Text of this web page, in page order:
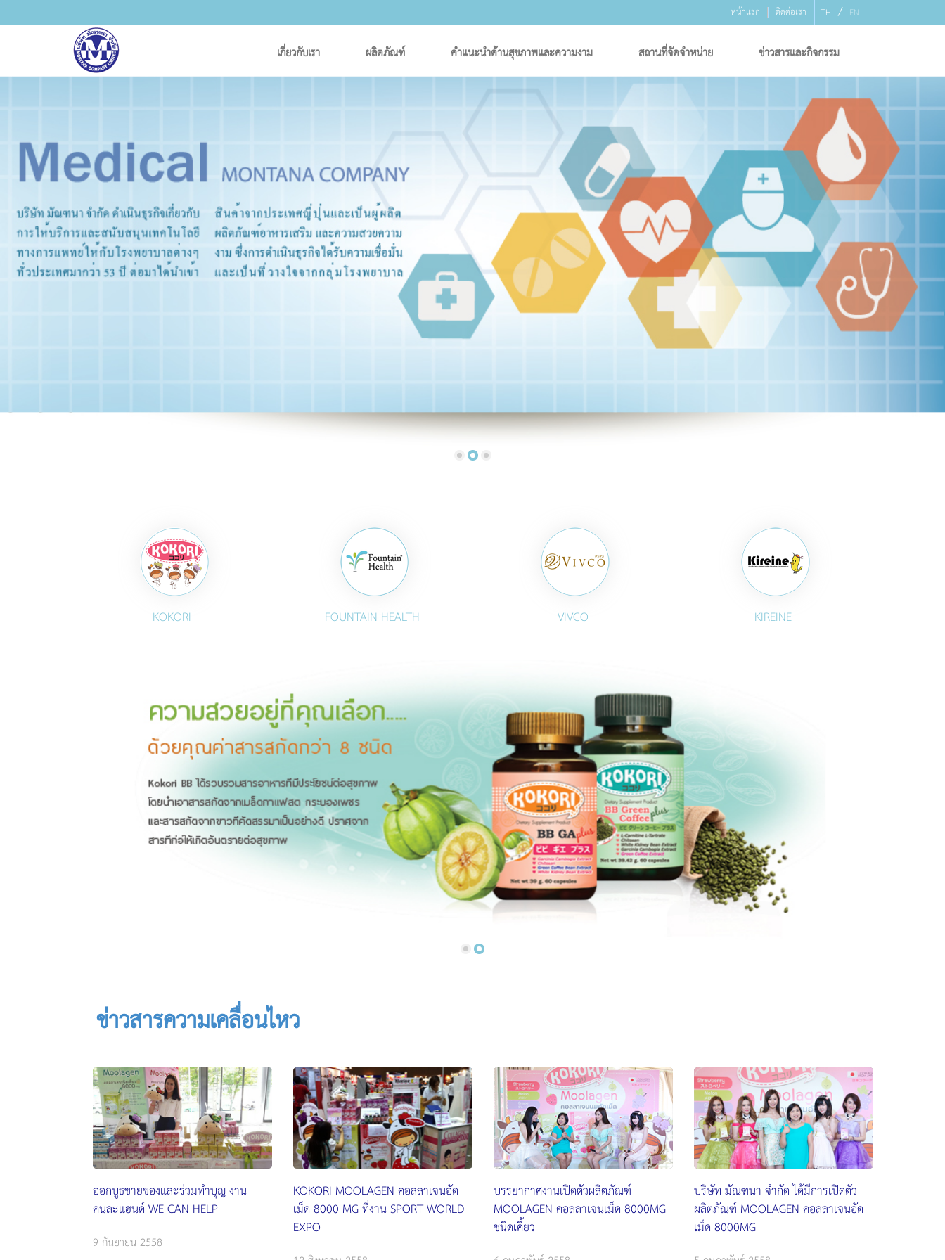
TH / EN
ติดต่อเรา
หน้าแรก
เกี่ยวกับเรา ผลิตภัณฑ์ คำแนะนำด้านสุขภาพและความงาม สถานที่จัดจำหน่าย ข่าวสารและกิจกรรม
KOKORI FOUNTAIN HEALTH VIVCO KIREINE
ข่าวสารความเคลื่อนไหว
ออกบูธขายของและร่วมทำบุญ งาน
คนละแฮนด์ WE CAN HELP
9 กันยายน 2558
KOKORI MOOLAGEN คอลลาเจนอัด
เม็ด 8000 MG ที่งาน SPORT WORLD
EXPO
บรรยากาศงานเปิดตัวผลิตภัณฑ์
MOOLAGEN คอลลาเจนเม็ด 8000MG
ชนิดเคี้ยว
บริษัท มัณฑนา จำกัด ได้มีการเปิดตัว
ผลิตภัณฑ์ MOOLAGEN คอลลาเจนอัด
เม็ด 8000MG